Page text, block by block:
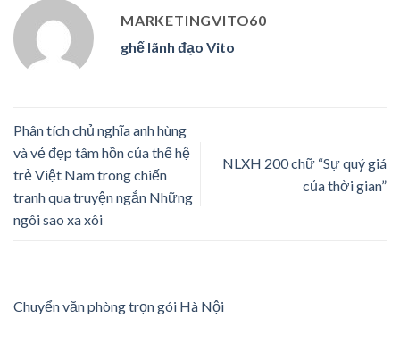
MARKETINGVITO60
ghế lãnh đạo Vito
Phân tích chủ nghĩa anh hùng
và vẻ đẹp tâm hồn của thế hệ
trẻ Việt Nam trong chiến
tranh qua truyện ngắn Những
ngôi sao xa xôi
NLXH 200 chữ “Sự quý giá
của thời gian”
Chuyển văn phòng trọn gói Hà Nội